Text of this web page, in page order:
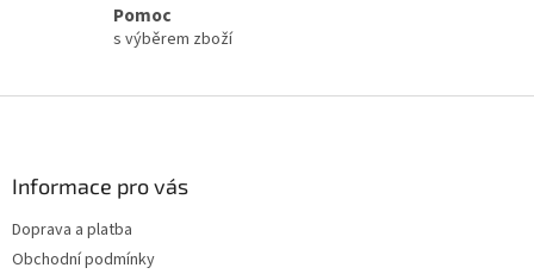
Pomoc
s výběrem zboží
Informace pro vás
Doprava a platba
Obchodní podmínky